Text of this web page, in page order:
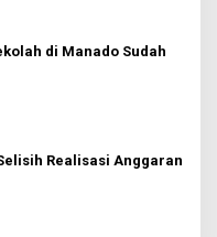
di Manado Sudah
Realisasi Anggaran